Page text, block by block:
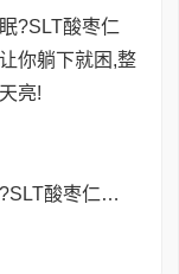
彻夜难眠?SLT酸枣仁胶囊——让你躺下就困,整夜安睡到天亮!